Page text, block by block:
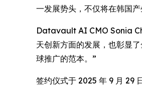
一发展势头，不仅将在韩国
Datavault AI CMO Sonia
天创新方面的发展，也彰显
球推广的范本。”
签约仪式于 2025 年 9 月 29